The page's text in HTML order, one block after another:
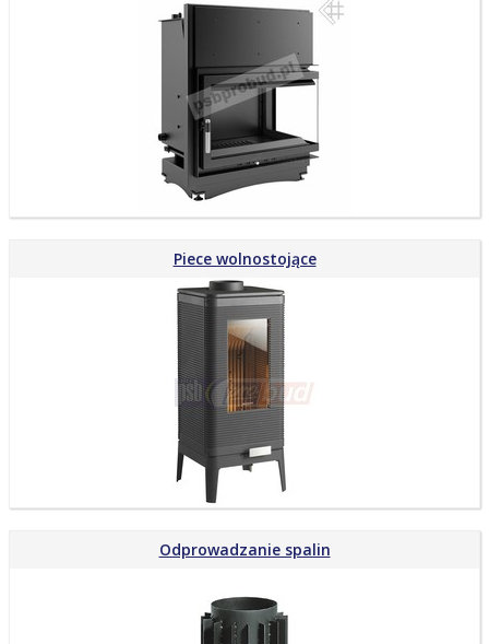
Piece wolnostojące
Odprowadzanie spalin